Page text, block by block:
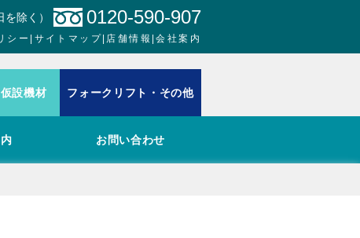
除く） 0120-590-907
シー サイトマップ 店舗情報 |会社案内
設機材 フォークリフト・その他
お問い合わせ